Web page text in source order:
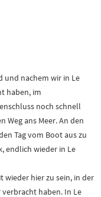
und nachem wir in Le
haben, im
noch schnell
Weg ans Meer. An den
Tag vom Boot aus zu
endlich wieder in Le
wieder hier zu sein, in der
verbracht haben. In Le